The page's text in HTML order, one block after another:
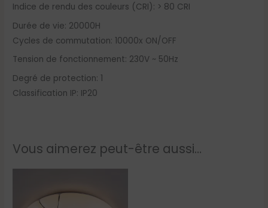
Indice de rendu des couleurs (CRI): > 80 CRI
Durée de vie: 20000H
Cycles de commutation: 10000x ON/OFF
Tension de fonctionnement: 230V ~ 50Hz
Degré de protection: 1
Classification IP: IP20
Vous aimerez peut-être aussi…